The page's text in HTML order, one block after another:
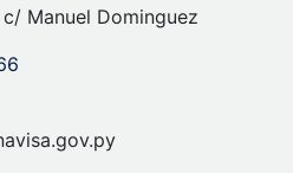
Manuel Dominguez